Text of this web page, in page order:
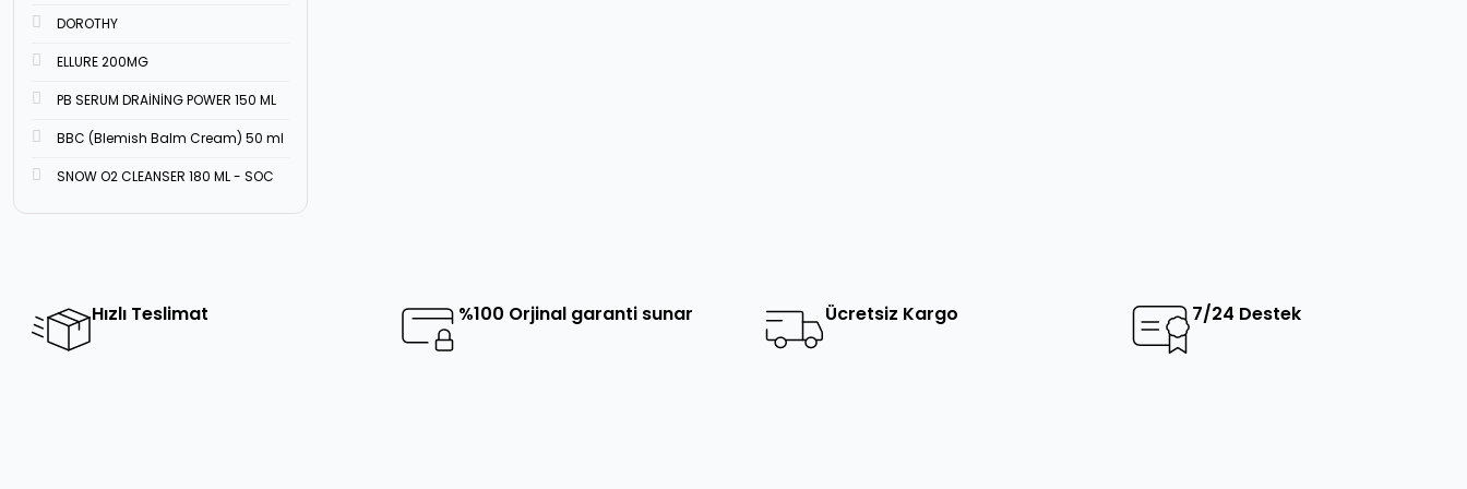
DOROTHY
ELLURE 200MG
PB SERUM DRAİNİNG POWER 150 ML
BBC (Blemish Balm Cream) 50 ml
SNOW O2 CLEANSER 180 ML - SOC
Hızlı Teslimat %100 Orjinal garanti sunar Ücretsiz Kargo 7/24 Destek